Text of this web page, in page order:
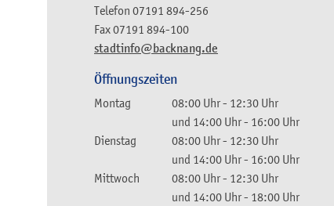
stadtinfo@backnang.de
Telefon 07191 894-256
Fax07191 894-100
Öffnungszeiten
Montag 08:00 Uhr- 12:30 Uhr
und 14:00 Uhr- 16:00 Uhr
Dienstag
08:00 Uhr- 12:30 Uhr
und 14:00 Uhr- 16:00 Uhr
Mittwoch
08:00 Uhr- 12:30 Uhr
und 14:00 Uhr- 18:00 Uhr